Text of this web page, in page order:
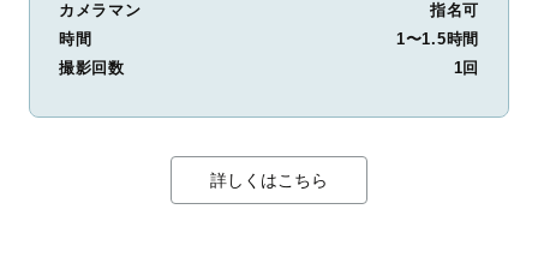
カメラマン
指名可
時間
1〜1.5時間
撮影回数
1回
詳しくはこちら